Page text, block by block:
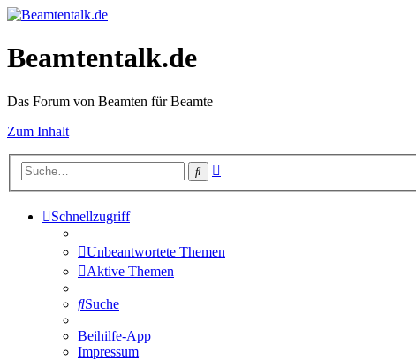
Beamtentalk.de
Das Forum von Beamten für Beamte
Zum Inhalt
Suche
Schnellzugriff
Unbeantwortete Themen
Aktive Themen
Suche
Beihilfe-App
Impressum